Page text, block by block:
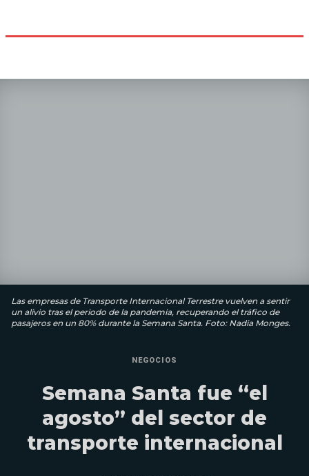
Las empresas de Transporte Internacional Terrestre vuelven a sentir
un alivio tras el periodo de la pandemia, recuperando el tráfico de
pasajeros en un 80% durante la Semana Santa. Foto: Nadia Monges.
NEGOCIOS
Semana Santa fue “el
agosto” del sector de
transporte internacional